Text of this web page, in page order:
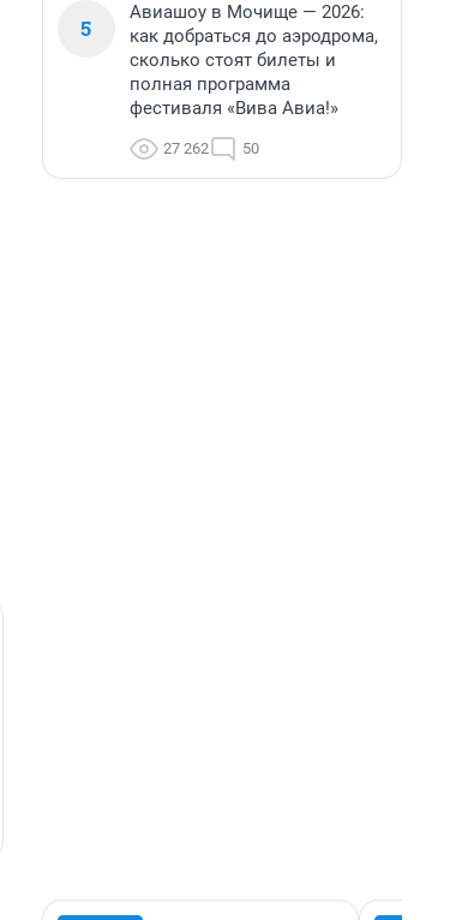
5
Авиашоу в Мочище — 2026:
как добраться до аэродрома,
сколько стоят билеты и
полная программа
фестиваля «Вива Авиа!»
27 262 50